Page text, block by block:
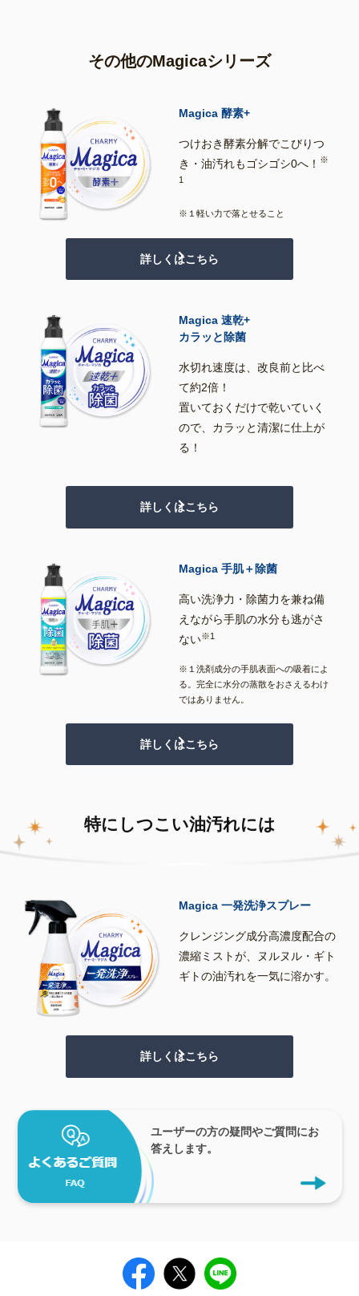
その他のMagicaシリーズ
Magica 酵素+
つけおき酵素分解でこびりつ
き・油汚れもゴシゴシ0へ！ ※
1
※１軽い力で落とせること
詳しくはこちら
Magica 速乾+
カラッと除菌
水切れ速度は、改良前と比べ
て約2倍！
置いておくだけで乾いていく
ので、カラッと清潔に仕上が
る！
詳しくはこちら
Magica 手肌＋除菌
高い洗浄力・除菌力を兼ね備
えながら手肌の水分も逃がさ
ない※1
※１洗剤成分の手肌表面への吸着によ
る。完全に水分の蒸散をおさえるわけ
ではありません。
詳しくはこちら
特にしつこい油汚れには
Magica 一発洗浄スプレー
クレンジング成分高濃度配合の
濃縮ミストが、ヌルヌル・ギト
ギトの油汚れを一気に溶かす。
詳しくはこちら
ユーザーの方の疑問やご質問にお
答えします。